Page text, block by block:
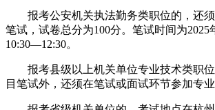
报考公安机关执法勤务类职位的，还
笔试，试卷总分为100分。笔试时间为2025
10:30—12:30。
报考县级以上机关单位专业技术类职
目笔试外，还须在笔试或面试环节参加专业